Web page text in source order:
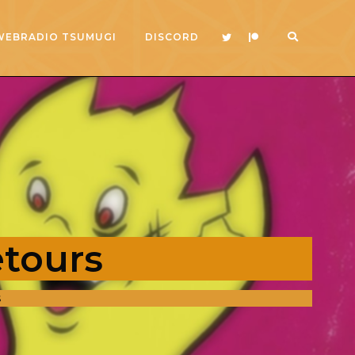
TSUMUGI DISCORD